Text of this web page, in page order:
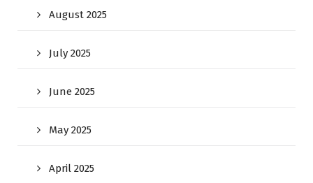
August 2025
July 2025
June 2025
May 2025
April 2025